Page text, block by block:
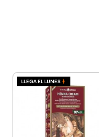
LLEGA EL LUNES